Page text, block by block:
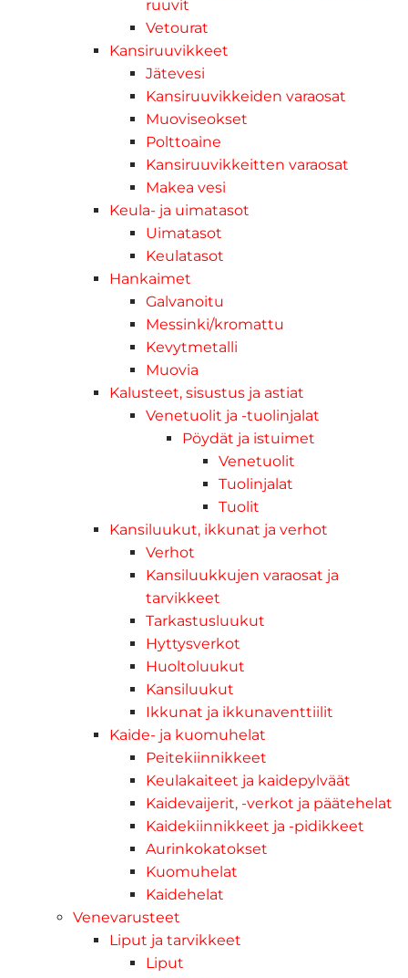
ruuvit
Vetourat
Kansiruuvikkeet
Jätevesi
Kansiruuvikkeiden varaosat
Muoviseokset
Polttoaine
Kansiruuvikkeitten varaosat
Makea vesi
Keula- ja uimatasot
Uimatasot
Keulatasot
Hankaimet
Galvanoitu
Messinki/kromattu
Kevytmetalli
Muovia
Kalusteet, sisustus ja astiat
Venetuolit ja -tuolinjalat
Pöydät ja istuimet
Venetuolit
Tuolinjalat
Tuolit
Kansiluukut, ikkunat ja verhot
Verhot
Kansiluukkujen varaosat ja
tarvikkeet
Tarkastusluukut
Hyttysverkot
Huoltoluukut
Kansiluukut
Ikkunat ja ikkunaventtiilit
Kaide- ja kuomuhelat
Peitekiinnikkeet
Keulakaiteet ja kaidepylväät
Kaidevaijerit, -verkot ja päätehelat
Kaidekiinnikkeet ja -pidikkeet
Aurinkokatokset
Kuomuhelat
Kaidehelat
Venevarusteet
Liput ja tarvikkeet
Liput